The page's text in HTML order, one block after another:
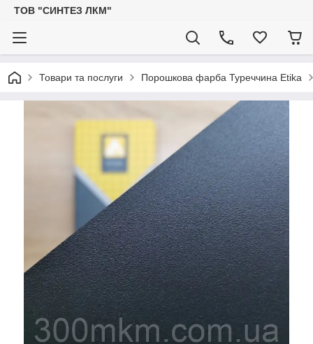
ТОВ "СИНТЕЗ ЛКМ"
Товари та послуги Порошкова фарба Туреччина Etika